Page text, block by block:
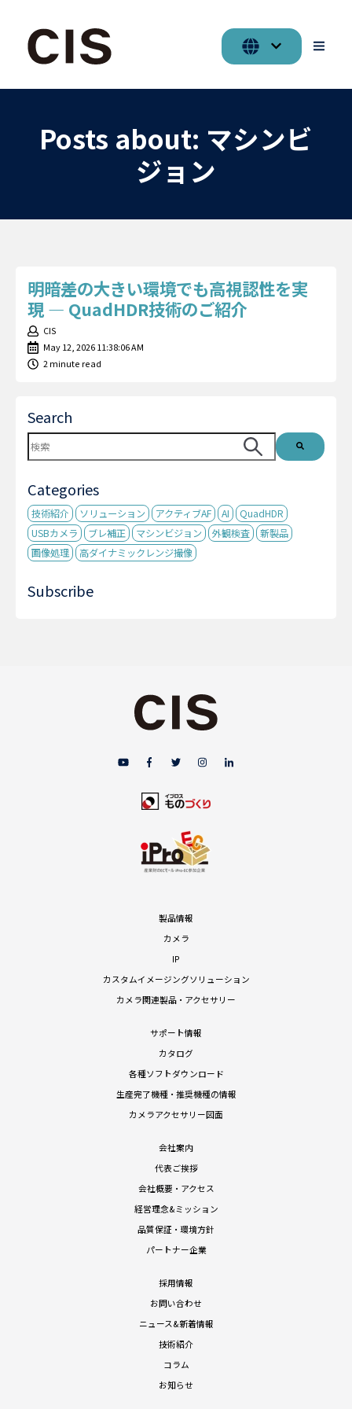
Posts about: マシンビ
ジョン
明暗差の大きい環境でも高視認性を実
現 ― QuadHDR技術のご紹介
CIS
May 12, 2026 11:38:06 AM
2 minute read
Search
これは、自動候補機能付きの検索フィールドです。
Categories
技術紹介 ソリューション アクティブAF AI
QuadHDR
USBカメラ
ブレ補正 マシンビジョン 外観検査
新製品
画像処理
高ダイナミックレンジ撮像
Subscribe
製品情報
カメラ
IP
カスタムイメージングソリューション
カメラ関連製品・アクセサリー
サポート情報
カタログ
各種ソフトダウンロード
生産完了機種・推奨機種の情報
カメラアクセサリー図面
会社案内
代表ご挨拶
会社概要・アクセス
経営理念&ミッション
品質保証・環境方針
パートナー企業
採用情報
お問い合わせ
ニュース&新着情報
技術紹介
コラム
お知らせ